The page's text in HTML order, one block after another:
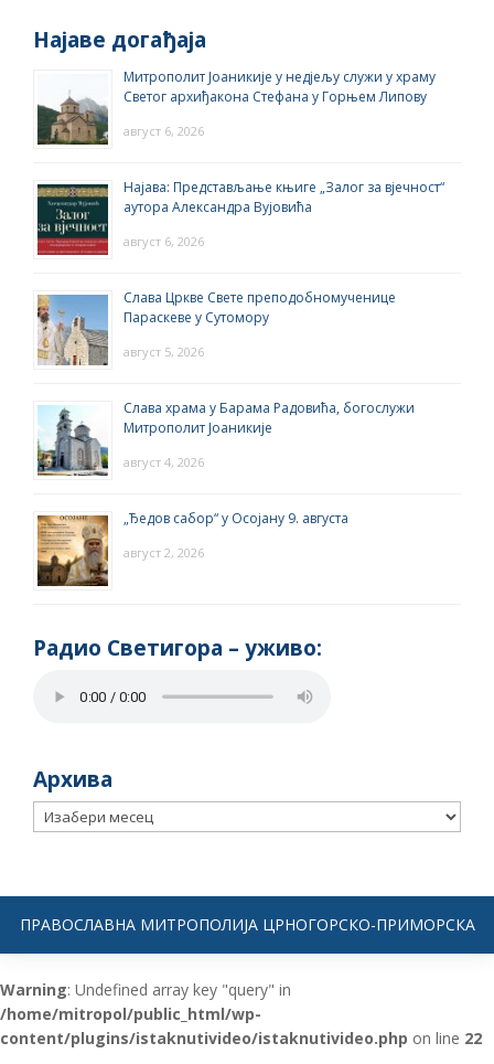
Најаве догађаја
Митрополит Јоаникије у недјељу служи у храму
Светог архиђакона Стефана у Горњем Липову
август 6, 2026
Најава: Представљање књиге „Залог за вјечност“
аутора Александра Вујовића
август 6, 2026
Слава Цркве Свете преподобномученице
Параскеве у Сутомору
август 5, 2026
Слава храма у Барама Радовића, богослужи
Митрополит Јоаникије
август 4, 2026
„Ђедов сабор“ у Осојану 9. августа
август 2, 2026
Радио Светигора – yживо:
Архива
Архива
ПРАВОСЛАВНА МИТРОПОЛИЈА ЦРНОГОРСКО-ПРИМОРСКА
Warning: Undefined array key "query" in
/home/mitropol/public_html/wp-
content/plugins/istaknutivideo/istaknutivideo.php on line 22